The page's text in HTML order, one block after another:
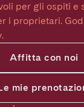
per gli ospiti e
i proprietari.
Affitta con noi
mie